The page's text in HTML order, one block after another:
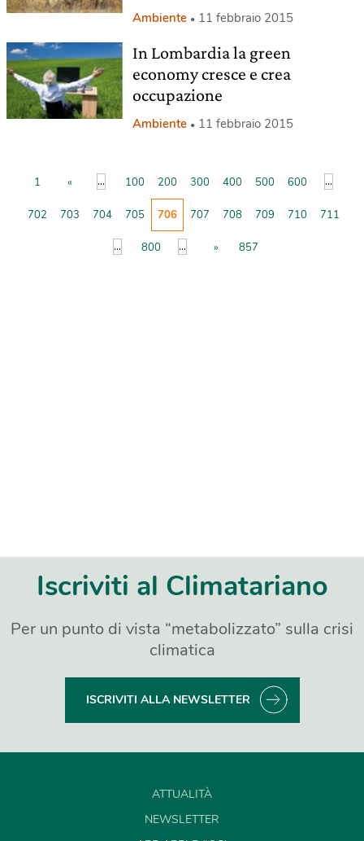
Ambiente 11 febbraio 2015
In Lombardia la green
economy cresce e crea
occupazione
Ambiente 11 febbraio 2015
1 « ... 100 200 300 400 500 600 ...
702 703 704 705 706 707 708 709 710 711
... 800 ... » 857
Iscriviti al Climatariano
Per un punto di vista “metabolizzato” sulla crisi
climatica
ISCRIVITI ALLA NEWSLETTER
ATTUALITÀ
NEWSLETTER